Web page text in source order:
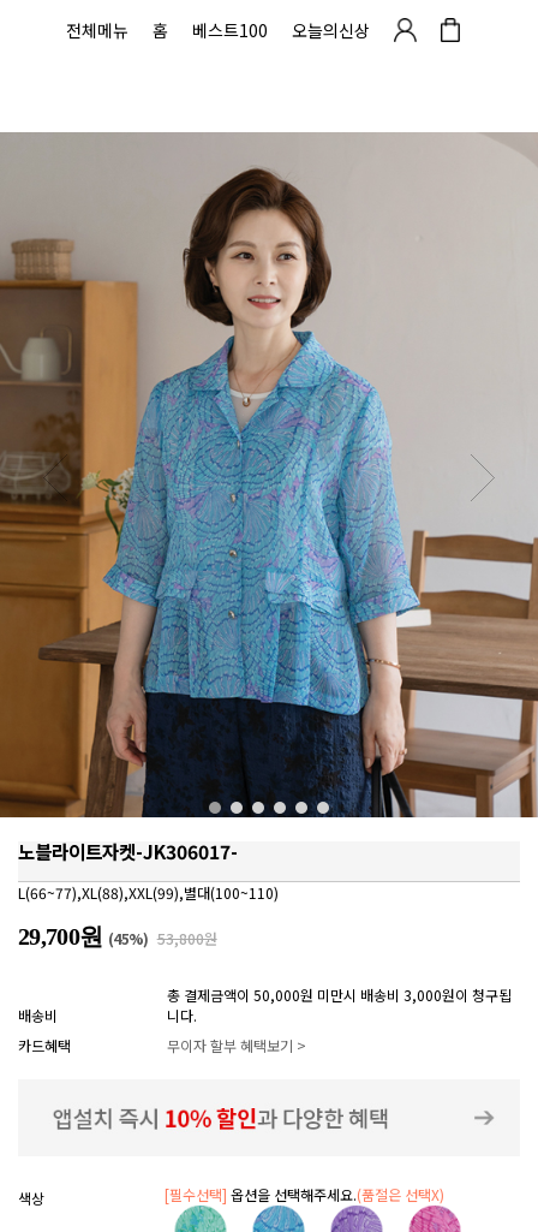
전체메뉴 홈 베스트100 오늘의신상
노블라이트자켓-JK306017-
L(66~77),XL(88),XXL(99),별대(100~110)
29,700원 (45%) 53,800원
배송비
총 결제금액이 50,000원 미만시 배송비 3,000원이 청구됩
니다.
카드혜택
무이자 할부 혜택보기 >
색상 [필수선택] 옵션을 선택해주세요.(품절은 선택X)